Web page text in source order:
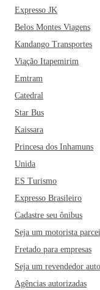
Expresso JK
Belos Montes Viagens
Kandango Transportes
Viação Itapemirim
Emtram
Catedral
Star Bus
Kaissara
Princesa dos Inhamuns
Unida
ES Turismo
Expresso Brasileiro
Cadastre seu ônibus
Seja um motorista
Fretado para empresas
Seja um revendedor
Agências autorizadas